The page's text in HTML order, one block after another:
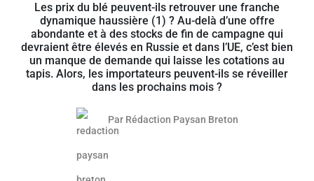
Les prix du blé peuvent-ils retrouver une franche
dynamique haussière (1) ? Au-delà d’une offre
abondante et à des stocks de fin de campagne qui
devraient être élevés en Russie et dans l’UE, c’est bien
un manque de demande qui laisse les cotations au
tapis. Alors, les importateurs peuvent-ils se réveiller
dans les prochains mois ?
Par Rédaction Paysan Breton